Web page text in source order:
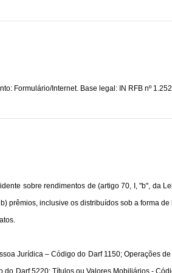
Formulário/Internet. Base legal: IN RFB nº
sobre rendimentos de (artigo 70, I, "b", da
inclusive os distribuídos sob a forma
Jurídica – Código do Darf 1150; Operações
Darf 5220; Títulos ou Valores Mobiliários -